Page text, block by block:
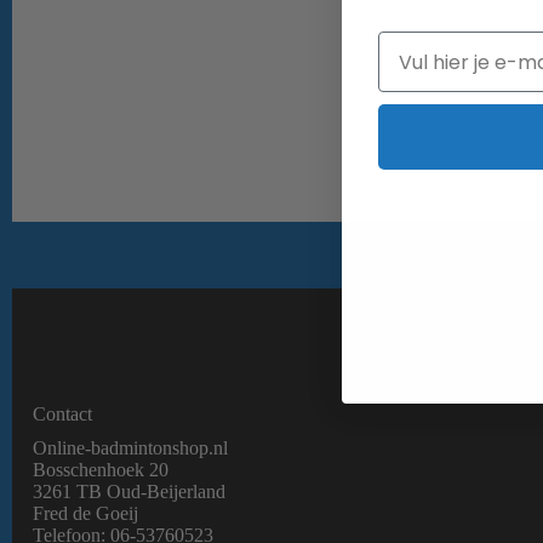
Contact
Online-badmintonshop.nl
Bosschenhoek 20
3261 TB Oud-Beijerland
Fred de Goeij
Telefoon: 06-53760523
Email